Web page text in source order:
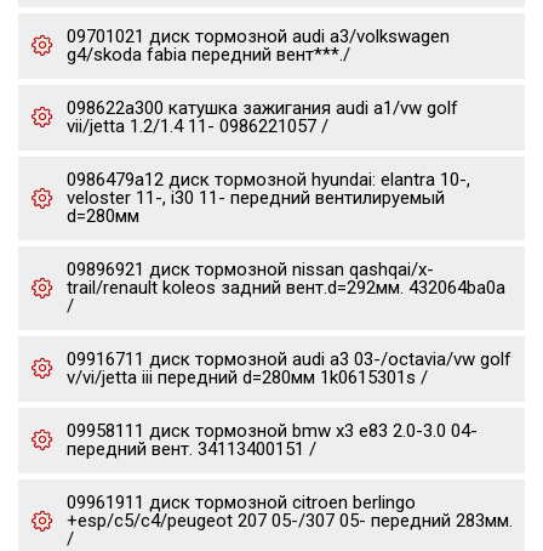
09701021 диск тормозной audi a3/volkswagen
g4/skoda fabia передний вент***./
098622a300 катушка зажигания audi a1/vw golf
vii/jetta 1.2/1.4 11- 0986221057 /
0986479a12 диск тормозной hyundai: elantra 10-,
veloster 11-, i30 11- передний вентилируемый
d=280мм
09896921 диск тормозной nissan qashqai/x-
trail/renault koleos задний вент.d=292мм. 432064ba0a
/
09916711 диск тормозной audi a3 03-/octavia/vw golf
v/vi/jetta iii передний d=280мм 1k0615301s /
09958111 диск тормозной bmw x3 e83 2.0-3.0 04-
передний вент. 34113400151 /
09961911 диск тормозной citroen berlingo
+esp/c5/c4/peugeot 207 05-/307 05- передний 283мм.
/